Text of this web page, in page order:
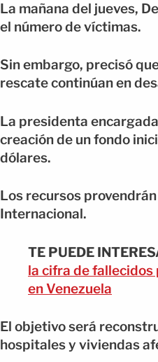
La mañana del jueves,
el número de víctimas.
Sin embargo, precisó
rescate continúan en
La presidenta
creación de un fondo
dólares.
Los recursos
Internacional.
TE PUEDE
la cifra de
en Venezuela
El objetivo será
hospitales y viviendas